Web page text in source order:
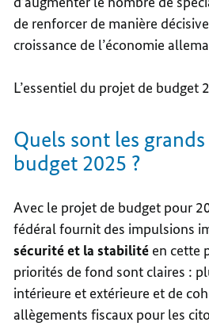
de renforcer de manière
croissance de l’économie
L’essentiel du projet de budget
Quels sont les grands
budget 2025 ?
Avec le projet de budget pour
fédéral fournit des impulsions
sécurité et la stabilité en cette
priorités de fond sont claires :
intérieure et extérieure et de
allègements fiscaux pour les